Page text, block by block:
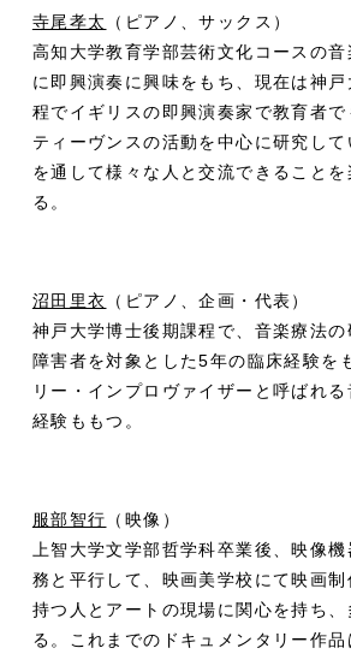
寺尾孝太
（ピアノ、サックス）
高知大学教育学部芸術文化コースの
に即興演奏に興味をもち、現在は神
程でイギリスの即興演奏家で教育者で
ティーヴンスの活動を中心に研究し
を通して様々な人と交流できること
る。
沼田里衣 （ピアノ、企画・代表）
神戸大学博士後期課程で、音楽療法
障害者を対象とした5年の臨床経験を
リー・インプロヴァイザーと呼ばれ
経験ももつ。
服部智行 （映像）
上智大学文学部哲学科卒業後、映像
務と平行して、映画美学校にて映画
持つ人とアートの現場に関心を持ち
る。これまでのドキュメンタリー作